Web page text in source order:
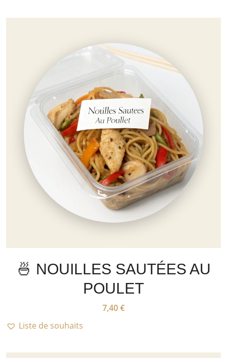
🍜 NOUILLES SAUTÉES AU
POULET
7,40€
Liste de souhaits